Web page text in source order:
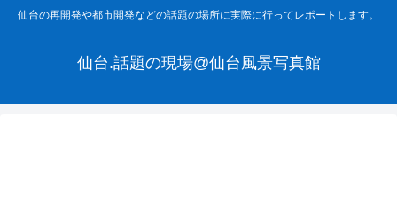
仙台の再開発や都市開発などの話題の場所に実際に行ってレポートします。
仙台.話題の現場@仙台風景写真館